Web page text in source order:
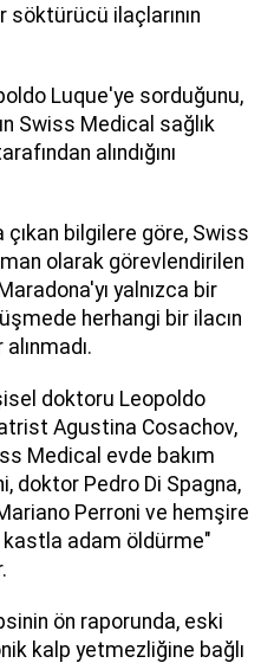
söktürücü ilaçlarının
Luque'ye sorduğunu,
Swiss Medical sağlık
alındığını
bilgilere göre, Swiss
olarak görevlendirilen
yalnızca bir
herhangi bir ilacın
doktoru Leopoldo
Agustina Cosachov,
Medical evde bakım
doktor Pedro Di Spagna,
Perroni ve hemşire
kastla adam öldürme"
ön raporunda, eski
kalp yetmezliğine bağlı